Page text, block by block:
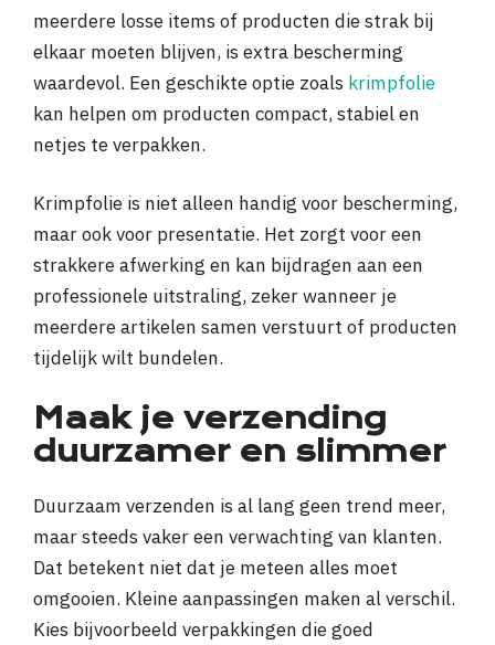
meerdere losse items of producten die strak bij
elkaar moeten blijven, is extra bescherming
waardevol. Een geschikte optie zoals krimpfolie
kan helpen om producten compact, stabiel en
netjes te verpakken.
Krimpfolie is niet alleen handig voor bescherming,
maar ook voor presentatie. Het zorgt voor een
strakkere afwerking en kan bijdragen aan een
professionele uitstraling, zeker wanneer je
meerdere artikelen samen verstuurt of producten
tijdelijk wilt bundelen.
Maak je verzending
duurzamer en slimmer
Duurzaam verzenden is al lang geen trend meer,
maar steeds vaker een verwachting van klanten.
Dat betekent niet dat je meteen alles moet
omgooien. Kleine aanpassingen maken al verschil.
Kies bijvoorbeeld verpakkingen die goed